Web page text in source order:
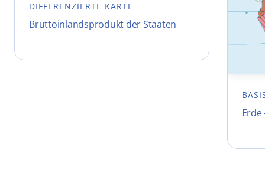
DIFFERENZIERTE KARTE
Bruttoinlandsprodukt der Staaten